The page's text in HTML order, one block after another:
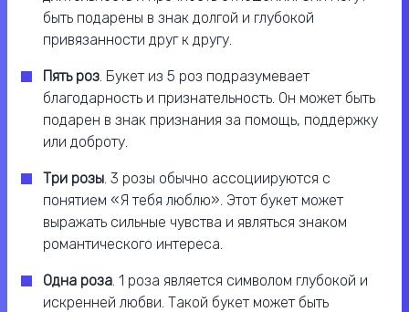
быть подарены в знак долгой и глубокой
привязанности друг к другу.
Пять роз . Букет из 5 роз подразумевает
благодарность и признательность. Он может быть
подарен в знак признания за помощь, поддержку
или доброту.
Три розы . 3 розы обычно ассоциируются с
понятием «Я тебя люблю». Этот букет может
выражать сильные чувства и являться знаком
романтического интереса.
Одна роза . 1 роза является символом глубокой и
искренней любви. Такой букет может быть